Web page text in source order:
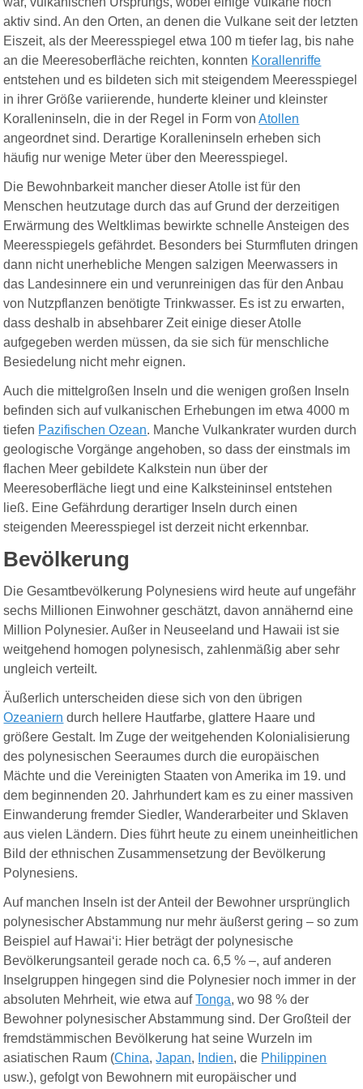
aktiv sind. An den Orten, an denen die Vulkane seit der letzten
Eiszeit, als der Meeresspiegel etwa 100 m tiefer lag, bis nahe
an die Meeresoberfläche reichten, konnten Korallenriffe
entstehen und es bildeten sich mit steigendem Meeresspiegel
in ihrer Größe variierende, hunderte kleiner und kleinster
Koralleninseln, die in der Regel in Form vonAtollen
angeordnet sind. Derartige Koralleninseln erheben sich
häufig nur wenige Meter über den Meeresspiegel.
Die Bewohnbarkeit mancher dieser Atolle ist für den
Menschen heutzutage durch das auf Grund der derzeitigen
Erwärmung des Weltklimas bewirkte schnelle Ansteigen des
Meeresspiegels gefährdet. Besonders bei Sturmfluten dringen
dann nicht unerhebliche Mengen salzigen Meerwassers in
das Landesinnere ein und verunreinigen das für den Anbau
von Nutzpflanzen benötigte Trinkwasser. Es ist zu erwarten,
dass deshalb in absehbarer Zeit einige dieser Atolle
aufgegeben werden müssen, da sie sich für menschliche
Besiedelung nicht mehr eignen.
Auch die mittelgroßen Inseln und die wenigen großen Inseln
befinden sich auf vulkanischen Erhebungen im etwa 4000 m
tiefen Pazifischen Ozean. Manche Vulkankrater wurden durch
geologische Vorgänge angehoben, so dass der einstmals im
flachen Meer gebildete Kalkstein nun über der
Meeresoberfläche liegt und eine Kalksteininsel entstehen
ließ. Eine Gefährdung derartiger Inseln durch einen
steigenden Meeresspiegel ist derzeit nicht erkennbar.
Bevölkerung
Die Gesamtbevölkerung Polynesiens wird heute auf ungefähr
sechs Millionen Einwohner geschätzt, davon annähernd eine
Million Polynesier. Außer in Neuseeland und Hawaii ist sie
weitgehend homogen polynesisch, zahlenmäßig aber sehr
ungleich verteilt.
Äußerlich unterscheiden diese sich von den übrigen
Ozeaniern durch hellere Hautfarbe, glattere Haare und
größere Gestalt. Im Zuge der weitgehenden Kolonialisierung
des polynesischen Seeraumes durch die europäischen
Mächte und die Vereinigten Staaten von Amerika im 19. und
dem beginnenden 20. Jahrhundert kam es zu einer massiven
Einwanderung fremder Siedler, Wanderarbeiter und Sklaven
aus vielen Ländern. Dies führt heute zu einem uneinheitlichen
Bild der ethnischen Zusammensetzung der Bevölkerung
Polynesiens.
Auf manchen Inseln ist der Anteil der Bewohner ursprünglich
polynesischer Abstammung nur mehr äußerst gering – so zum
Beispiel auf Hawaiʻi: Hier beträgt der polynesische
Bevölkerungsanteil gerade noch ca. 6,5 % –, auf anderen
Inselgruppen hingegen sind die Polynesier noch immer in der
absoluten Mehrheit, wie etwa aufTonga, wo 98 % der
Bewohner polynesischer Abstammung sind. Der Großteil der
fremdstämmischen Bevölkerung hat seine Wurzeln im
asiatischen Raum (China,Japan, Indien, die Philippinen
usw.), gefolgt von Bewohnern mit europäischer und